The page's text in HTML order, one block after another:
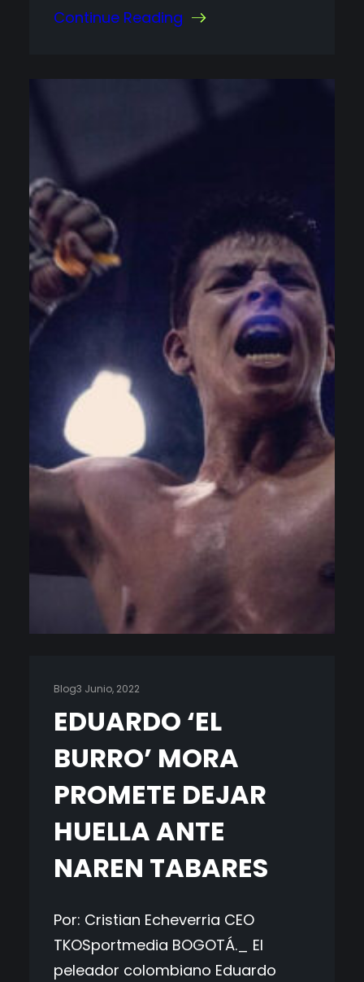
Continue Reading
Blog3 Junio, 2022
EDUARDO ‘EL
BURRO’ MORA
PROMETE DEJAR
HUELLA ANTE
NAREN TABARES
Por: Cristian Echeverria CEO
TKOSportmedia BOGOTÁ._ El
peleador colombiano Eduardo